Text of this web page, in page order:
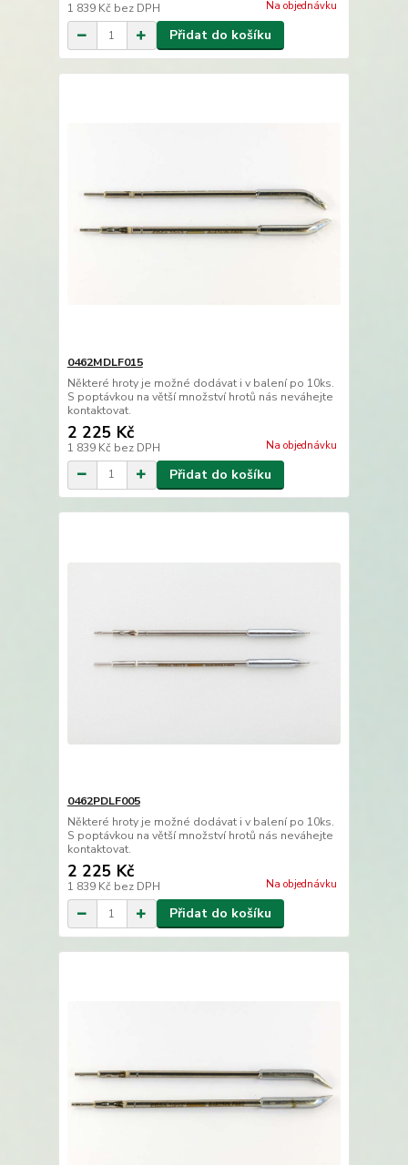
1 839 Kč bez DPH Na objednávku
Přidat do košíku
0462MDLF015
Některé hroty je možné dodávat i v balení po 10ks.
S poptávkou na větší množství hrotů nás neváhejte
kontaktovat.
2 225 Kč
1 839 Kč bez DPH Na objednávku
Přidat do košíku
0462PDLF005
Některé hroty je možné dodávat i v balení po 10ks.
S poptávkou na větší množství hrotů nás neváhejte
kontaktovat.
2 225 Kč
1 839 Kč bez DPH Na objednávku
Přidat do košíku